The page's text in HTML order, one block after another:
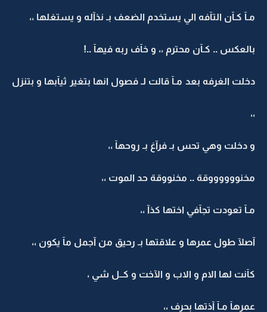
مـآ كـآن التآفه الي يستخدم الضعف بـ نذآله و يستغلها ،،
بالعكس .. كـآن محترم ،، و خآف ربه فيهآ ..!
دخلت الغرفه بعد مـآ قالت لـ فصول انها بتغير ثيآبها و بتنزل
،،
و دخلت وهي تحس بـ فرآغ بـ روحهآ ،،
مخنووووووقة .. مخنووقة حد الموت ،،
مـآ تعودت تجآفي اختها كذآ ،،
آصلآ طول عمرها و علاقتها بـ رحيق من آجمل مآ يكون ،،
كآنت لها الام و الاب و الآخت و كــل شي ،
عمرهآ مـآ آذتها بحرف ،،